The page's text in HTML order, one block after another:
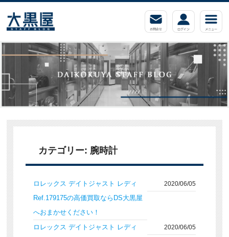
カテゴリー: 腕時計
ロレックス デイトジャスト レディ
Ref.179175の高価買取ならDS大黒屋
へおまかせください！
2020/06/05
ロレックス デイトジャスト レディ
2020/06/05